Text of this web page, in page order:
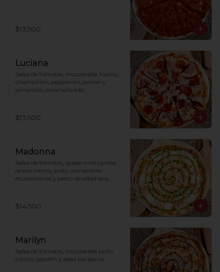
$13.500
Luciana
Salsa de tomates, mozzarella, tocino,
champiñón, pepperoni, jamón y
pimentón caramelizado.
$13.500
Madonna
Salsa de tomates, queso mozzarella,
queso crema, pollo, camarones
ecuatorianos y pesto de albahaca.
$14.500
Marilyn
Salsa de tomates, mozzarella pollo,
tocino, cebollín y salsa barbecue